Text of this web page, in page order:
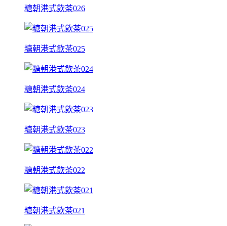
糖朝港式飲茶026
糖朝港式飲茶025
糖朝港式飲茶024
糖朝港式飲茶023
糖朝港式飲茶022
糖朝港式飲茶021